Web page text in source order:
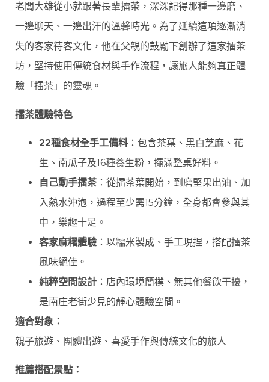
老闆大雄從小就跟著長輩擂茶，深深記得那種一邊磨、
一邊聊天、一邊出汗的溫馨時光。為了延續這項逐漸消
失的客家待客文化，他在父親的鼓勵下創辦了這家擂茶
坊，堅持使用傳統食材與手作流程，讓旅人能夠真正體
驗「擂茶」的靈魂。
擂茶體驗特色
22種食材全手工備料 ：包含茶葉、黑白芝麻、花
生、南瓜子及16種養生粉，擺滿整桌好料。
自己動手擂茶 ：從擂茶葉開始，到磨堅果出油、加
入熱水沖泡，過程至少需15分鐘，全身都會參與其
中，樂趣十足。
客家麻糬體驗 ：以糯米製成、手工現捏，搭配擂茶
風味絕佳。
純粹空間設計 ：店內環境簡樸、無其他餐飲干擾，
是南庄老街少見的靜心體驗空間。
適合對象：
親子旅遊、團體出遊、喜愛手作與傳統文化的旅人
推薦搭配景點：